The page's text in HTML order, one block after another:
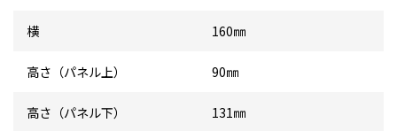
横 160㎜
高さ（パネル上） 90㎜
高さ（パネル下） 131㎜